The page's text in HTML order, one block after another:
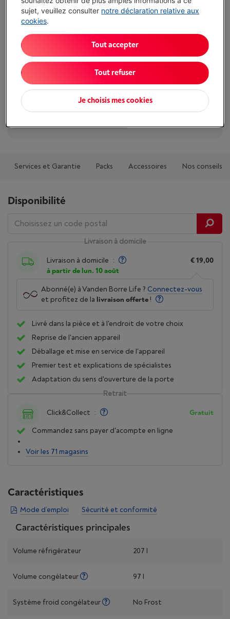
Atouts
Range tes bouteilles facilement dans l'étagère intégrée
Pas de formation de glace dans le congélateur grâce à
NoFrost
Sans alarme de température
Services et Garantie Packs Accessoires Nos conseils
Disponibilité
Livraison à domicile
Livraison à domicile :
à partir de lun. 10 août
€ 19,00
Abonné(e) à Vanden Borre Life ? Connectez-vous
et profitez de la livraison offerte !
Livré dans la pièce et à l'endroit de votre choix
Reprise de l'ancien appareil
Déballage et mise en service de l'appareil
Premier test et explications de spécialistes
Adaptation du sens d'ouverture de la porte
Retrait
Click&Collect : Gratuit
Commandez sans payer d'acompte en ligne
Voir les 71 magasins
Caractéristiques
Mode d’emploi Sécurité et conformité
Caractéristiques principales
Volume réfrigérateur 207 l
Volume congélateur 97 l
Système froid congélateur No Frost
sujet, veuillez consulter notre déclaration relative aux
cookies.
Je choisis mes cookies
Tout refuser
Tout accepter